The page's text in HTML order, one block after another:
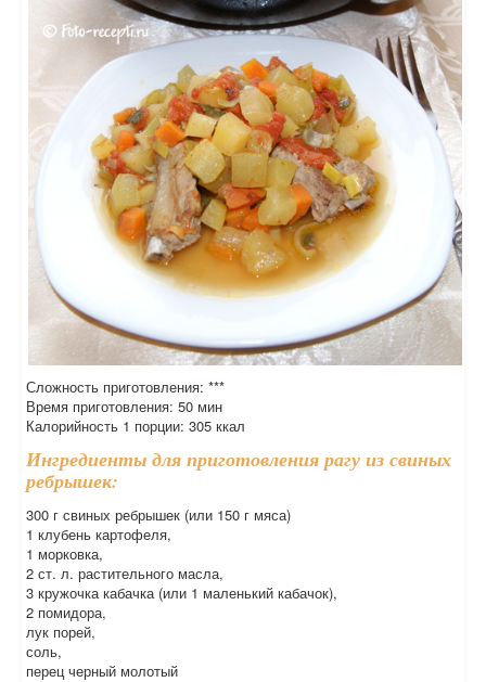
Сложность приготовления: ***
Время приготовления: 50 мин
Калорийность 1 порции: 305 ккал
Ингредиенты для приготовления рагу из свиных
ребрышек:
300 г свиных ребрышек (или 150 г мяса)
1 клубень картофеля,
1 морковка,
2 ст. л. растительного масла,
3 кружочка кабачка (или 1 маленький кабачок),
2 помидора,
лук порей,
соль,
перец черный молотый